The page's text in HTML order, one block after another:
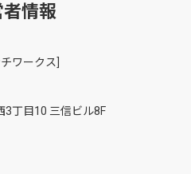
者情報
ワークス]
3丁目10 三信ビル8F